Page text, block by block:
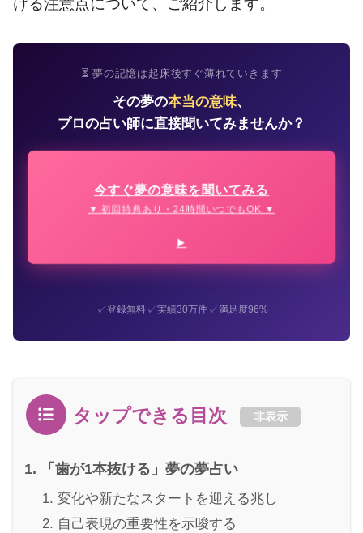
⏳ 夢の記憶は起床後すぐ薄れていきます
その夢の本当の意味、
プロの占い師に直接聞いてみませんか？
今すぐ夢の意味を聞いてみる
▼ 初回特典あり・24時間いつでもOK ▼
✓登録無料✓実績30万件✓満足度96%
タップできる目次 非表示
「歯が1本抜ける」夢の夢占い
変化や新たなスタートを迎える兆し
自己表現の重要性を示唆する